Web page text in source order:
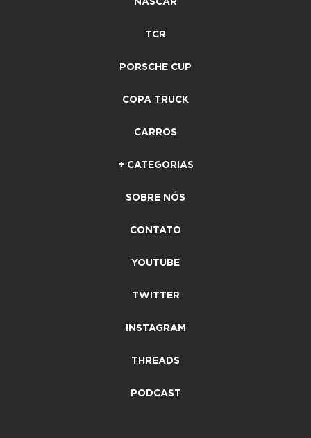
TCR
PORSCHE CUP
COPA TRUCK
CARROS
+ CATEGORIAS
SOBRE NÓS
CONTATO
YOUTUBE
TWITTER
INSTAGRAM
THREADS
PODCAST